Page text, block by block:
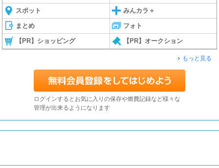
スポット みんカラ＋
まとめ フォト
【PR】ショッピング 【PR】オークション
もっと見る
ログインするとお気に入りの保存や燃費記録など様々な
管理が出来るようになります